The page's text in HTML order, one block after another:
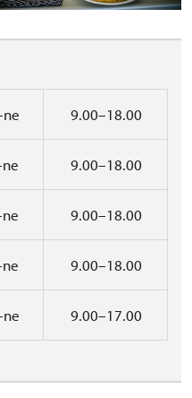
9.00–18.00
9.00–18.00
9.00–18.00
9.00–18.00
9.00–17.00